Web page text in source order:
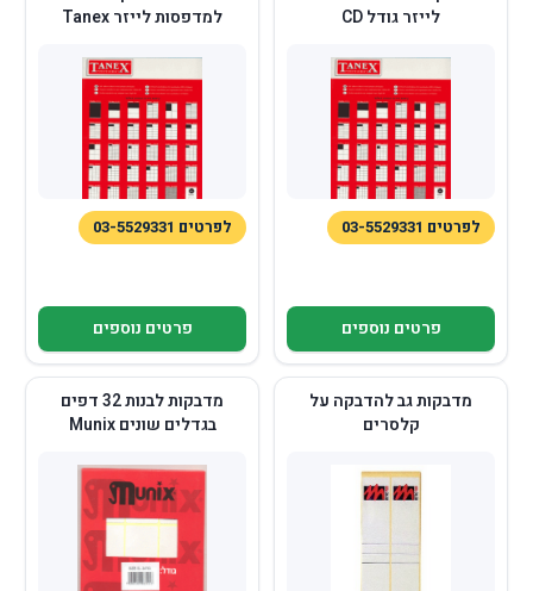
לייזר גודל CD
לפרטים 03-5529331
פרטים נוספים
למדפסות לייזר Tanex
לפרטים 03-5529331
פרטים נוספים
מדבקות גב להדבקה על
קלסרים
מדבקות לבנות 32 דפים
בגדלים שונים Munix